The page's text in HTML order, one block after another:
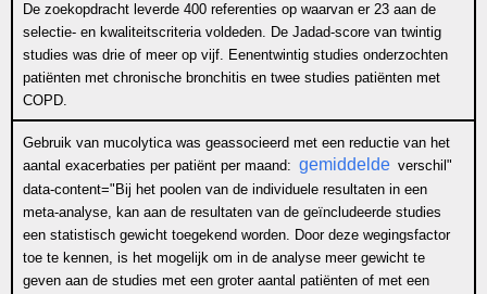
De zoekopdracht leverde 400 referenties op waarvan er 23 aan de
selectie- en kwaliteitscriteria voldeden. De Jadad-score van twintig
studies was drie of meer op vijf. Eenentwintig studies onderzochten
patiënten met chronische bronchitis en twee studies patiënten met
COPD.
Gebruik van mucolytica was geassocieerd met een reductie van het
aantal exacerbaties per patiënt per maand: gemiddelde verschil"
data-content="Bij het poolen van de individuele resultaten in een
meta-analyse, kan aan de resultaten van de geïncludeerde studies
een statistisch gewicht toegekend worden. Door deze wegingsfactor
toe te kennen, is het mogelijk om in de analyse meer gewicht te
geven aan de studies met een groter aantal patiënten of met een